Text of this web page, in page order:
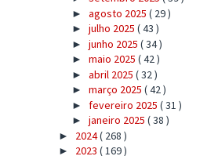
► agosto 2025 ( 29 )
► julho 2025 ( 43 )
► junho 2025 ( 34 )
► maio 2025 ( 42 )
► abril 2025 ( 32 )
► março 2025 ( 42 )
► fevereiro 2025 ( 31 )
► janeiro 2025 ( 38 )
► 2024( 268 )
► 2023 ( 169 )